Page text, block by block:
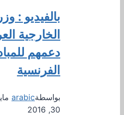
بالفيديو :
الخارجية
دعمهم
الفرنسية
بواسطةarabic مايو
30, 2016